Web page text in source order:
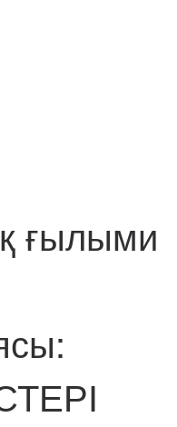
ғылыми